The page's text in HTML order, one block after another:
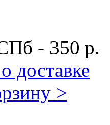
- 350 р.
доставке
>